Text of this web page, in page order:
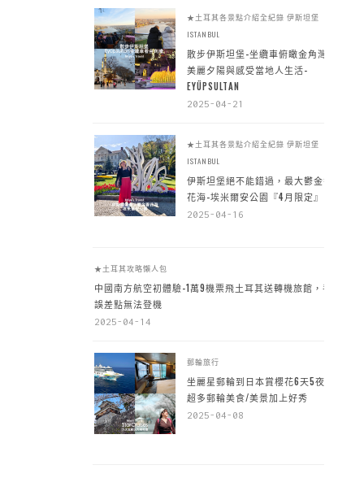
★土耳其各景點介紹全紀錄 伊斯坦堡
ISTANBUL
散步伊斯坦堡-坐纜車俯瞰金角灣
美麗夕陽與感受當地人生活-
EYÜPSULTAN
2025-04-21
★土耳其各景點介紹全紀錄 伊斯坦堡
ISTANBUL
伊斯坦堡絕不能錯過，最大鬱金香
花海-埃米爾安公園『4月限定』
2025-04-16
★土耳其攻略懶人包
中國南方航空初體驗-1萬9機票飛土耳其送轉機旅館，手
誤差點無法登機
2025-04-14
郵輪旅行
坐麗星郵輪到日本賞櫻花6天5夜，
超多郵輪美食/美景加上好秀
2025-04-08